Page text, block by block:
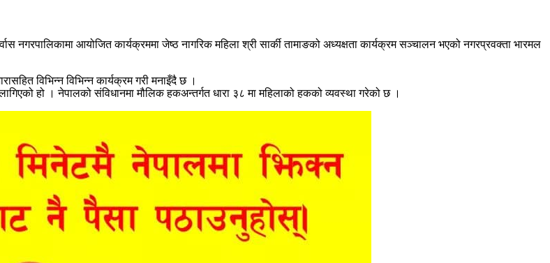
नगरपालिकामा आयोजित कार्यक्रममा जेष्ठ नागरिक महिला श्री सार्की तामाङको अध्यक्षता कार्यक्रम सञ्चालन भएको नगरप्रवक्ता भारमल
विभिन्न विभिन्न कार्यक्रम गरी मनाइँदै छ ।
हो । नेपालको संविधानमा मौलिक हकअन्तर्गत धारा ३८ मा महिलाको हकको व्यवस्था गरेको छ ।